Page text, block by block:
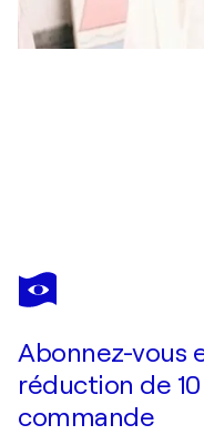
MATTHEW DIBBLE
Shaping Outset
Abonnez-vous
réduction de
commande